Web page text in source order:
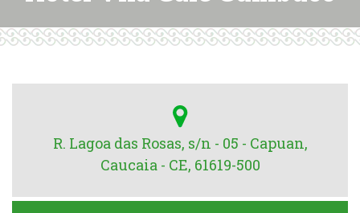
R. Lagoa das Rosas, s/n - 05 - Capuan,
Caucaia - CE, 61619-500